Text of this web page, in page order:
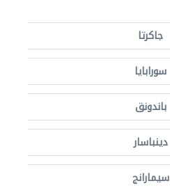
جاكرتا
سورابايا
باندونق
دينباسار
سيمارانج